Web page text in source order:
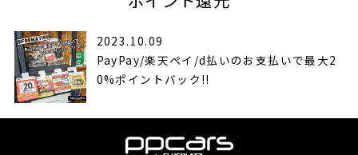
2023.10.09
PayPay/楽天ペイ/d払いのお支払いで最大2
0%ポイントバック!!